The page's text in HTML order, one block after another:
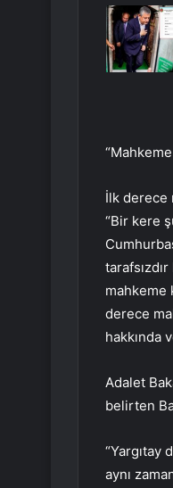
İlk derece
“Bir kere
mahkeme
derece
hakkında
Adalet
belirten
aynı